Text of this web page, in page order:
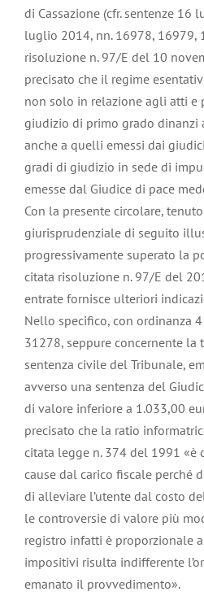
di Cassazione (cfr. sentenze 16
luglio 2014, nn. 16978, 16979,
risoluzione n. 97/E del 10
precisato che il regime
non solo in relazione agli atti e
giudizio di primo grado dinanzi
anche a quelli emessi dai
gradi di giudizio in sede di
emesse dal Giudice di pace
Con la presente circolare,
giurisprudenziale di seguito
progressivamente superato la
citata risoluzione n. 97/E del
entrate fornisce ulteriori
Nello specifico, con ordinanza
31278, seppure concernente la
sentenza civile del Tribunale,
avverso una sentenza del
di valore inferiore a 1.033,00
precisato che la ratio
citata legge n. 374 del 1991 «è
cause dal carico fiscale perché
di alleviare l’utente dal costo
le controversie di valore più
registro infatti è proporzionale
impositivi risulta indifferente
emanato il provvedimento».